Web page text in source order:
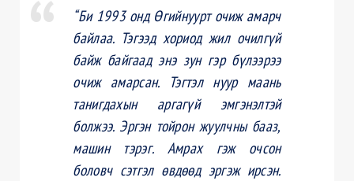
“Би 1993 онд Өгийнуурт очиж амарч
байлаа. Тэгээд хориод жил очилгүй
байж байгаад энэ зун гэр бүлээрээ
очиж амарсан. Тэгтэл нуур маань
танигдахын аргагүй эмгэнэлтэй
болжээ. Эргэн тойрон жуулчны бааз,
машин тэрэг. Амрах гэж очсон
боловч сэтгэл өвдөөд эргэж ирсэн.